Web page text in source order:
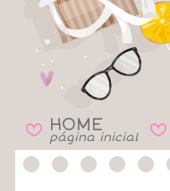
B HOME
página inicial B